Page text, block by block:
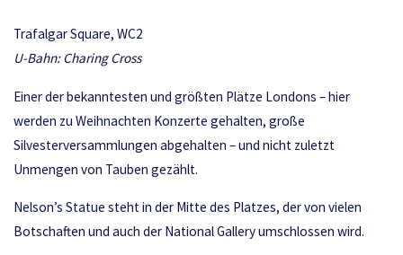
Trafalgar Square, WC2
U-Bahn: Charing Cross
Einer der bekanntesten und größten Plätze Londons – hier
werden zu Weihnachten Konzerte gehalten, große
Silvesterversammlungen abgehalten – und nicht zuletzt
Unmengen von Tauben gezählt.
Nelson’s Statue steht in der Mitte des Platzes, der von vielen
Botschaften und auch der National Gallery umschlossen wird.